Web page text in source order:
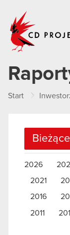
Start
Bieżące
2026
2021
2016
2011